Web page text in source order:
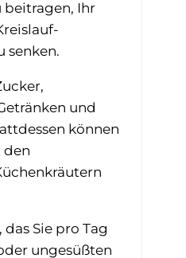
beitragen, Ihr
senken.
und
können
den
Sie pro Tag
ungesüßten